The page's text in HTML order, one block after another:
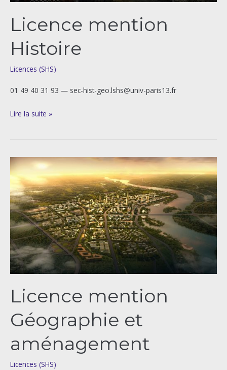
Licence mention
Histoire
Licences (SHS)
01 49 40 31 93 — sec-hist-geo.lshs@univ-paris13.fr
Lire la suite »
Licence mention
Géographie et
aménagement
Licences (SHS)
Licence
mention
Géographie
et
aménagement